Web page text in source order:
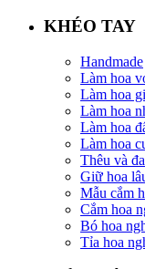
KHÉO TAY
Handmade
Làm hoa
Làm hoa
Làm hoa
Làm hoa
Làm hoa
Thêu và
Giữ hoa
Mẫu cắm
Cắm hoa
Bó hoa
Tỉa hoa